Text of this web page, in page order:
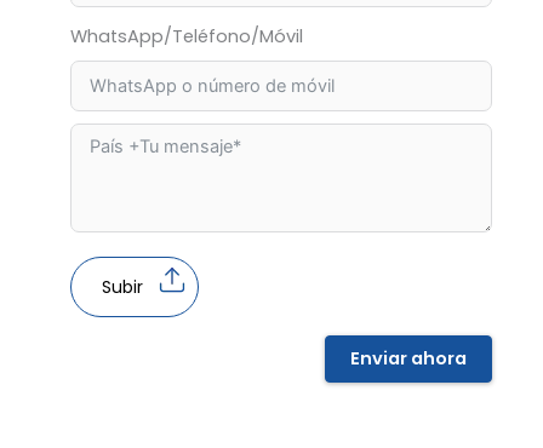
WhatsApp/Teléfono/Móvil
Subir
Enviar ahora